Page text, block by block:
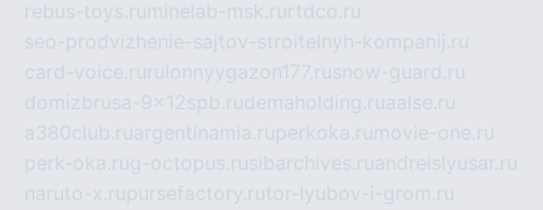
rebus-toys.ru minelab-msk.ru rtdco.ru
seo-prodvizhenie-sajtov-stroitelnyh-kompanij.ru
card-voice.ru rulonnyygazon177.rusnow-guard.ru
domizbrusa-9x12spb.rudemaholding.ruaalse.ru
a380club.ruargentinamia.ruperkoka.ru movie-one.ru
perk-oka.rug-octopus.rusibarchives.ruandreislyusar.ru
naruto-x.rupursefactory.rutor-lyubov-i-grom.ru